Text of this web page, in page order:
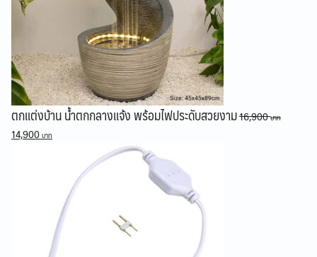
ตกแต่งบ้าน น้ำตกกลางแจ้ง พร้อมไฟประดับสวยงาม16,900
Original
14,900
14,900 ฿.